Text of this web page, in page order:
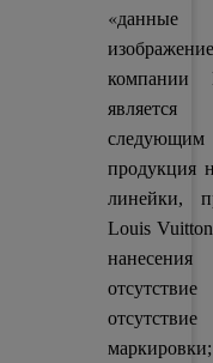
«данные
компании
продукция
линейки,
Louis